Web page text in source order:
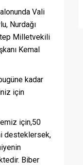
Vali
Nurdağı
Milletvekili
Kemal
kadar
için
için,50
desteklersek,
Biber